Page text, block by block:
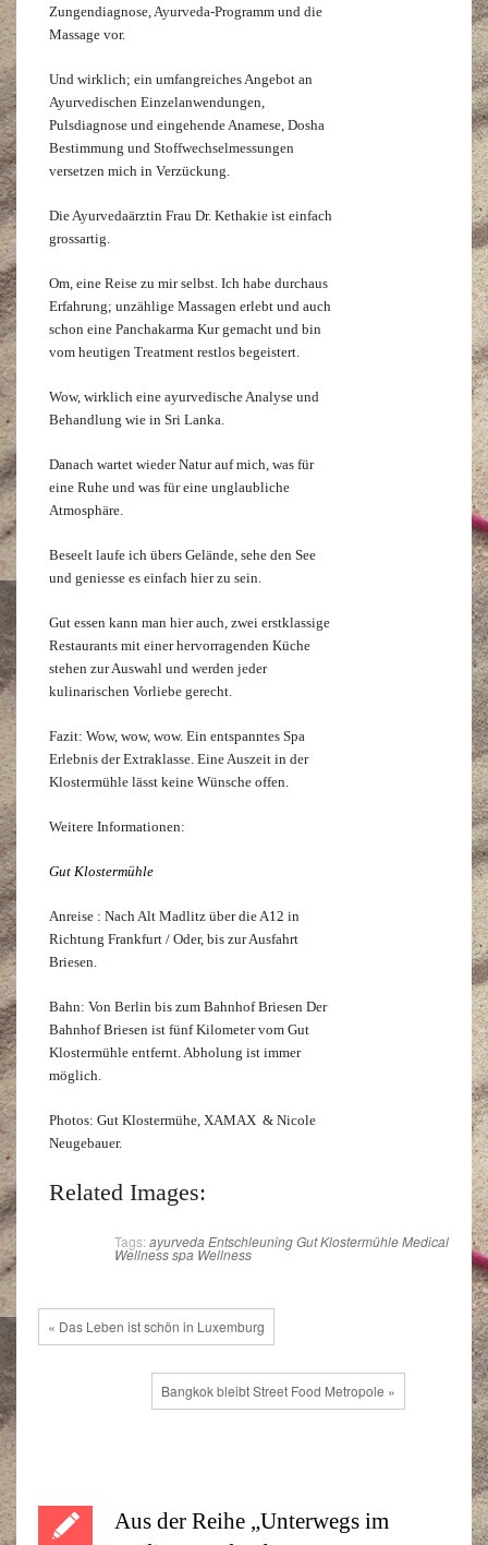
Zungendiagnose, Ayurveda-Programm und die
Massage vor.
Und wirklich; ein umfangreiches Angebot an
Ayurvedischen Einzelanwendungen,
Pulsdiagnose und eingehende Anamese, Dosha
Bestimmung und Stoffwechselmessungen
versetzen mich in Verzückung.
Die Ayurvedaärztin Frau Dr. Kethakie ist einfach
grossartig.
Om, eine Reise zu mir selbst. Ich habe durchaus
Erfahrung; unzählige Massagen erlebt und auch
schon eine Panchakarma Kur gemacht und bin
vom heutigen Treatment restlos begeistert.
Wow, wirklich eine ayurvedische Analyse und
Behandlung wie in Sri Lanka.
Danach wartet wieder Natur auf mich, was für
eine Ruhe und was für eine unglaubliche
Atmosphäre.
Beseelt laufe ich übers Gelände, sehe den See
und geniesse es einfach hier zu sein.
Gut essen kann man hier auch, zwei erstklassige
Restaurants mit einer hervorragenden Küche
stehen zur Auswahl und werden jeder
kulinarischen Vorliebe gerecht.
Fazit: Wow, wow, wow. Ein entspanntes Spa
Erlebnis der Extraklasse. Eine Auszeit in der
Klostermühle lässt keine Wünsche offen.
Weitere Informationen:
Gut Klostermühle
Anreise : Nach Alt Madlitz über die A12 in
Richtung Frankfurt / Oder, bis zur Ausfahrt
Briesen.
Bahn: Von Berlin bis zum Bahnhof Briesen Der
Bahnhof Briesen ist fünf Kilometer vom Gut
Klostermühle entfernt. Abholung ist immer
möglich.
Photos: Gut Klostermühe, XAMAX & Nicole
Neugebauer.
Related Images:
Tags: ayurveda EntschleuningGut KlostermühleMedical
Wellnessspa Wellness
« Das Leben ist schön in Luxemburg
Bangkok bleibt Street Food Metropole »
Aus der Reihe „Unterwegs im